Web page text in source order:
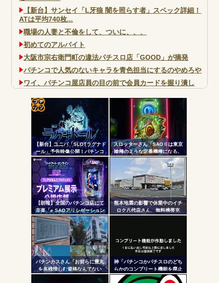
【新台】サンセイ「L牙狼 闇を照らす者」スペック詳細！
ATは平均740枚...
職場の人妻と不倫をして、ついに、、、
初めてのアルバイト
大阪市宗右衛門町の違法パチスロ店「GOOD」が摘発
パチンコで人気のないキャラを青色担当にするのやめろや
ワイ、パチンコ屋店員の目の前で会員カードを握り潰し
無職のパチンコカス(22)なんやが、ワイの人生どれくらい
ヤバいか教えて？...
AngelBeats!とかいうクソアニメの思い出ｗｗｗ
Powered by livedoor 相互RSS
【新台】ユニバ「SLOTラグナド
ール」予告映像公開！パチンコ
版面白かったし期待だな！！！
スロッターさん「SAOⅡは東京
喰種のような定番機種になる。
ネガティブ要素が無さすぎてズ
ルいレベル」「バレットサーク
ルは唯一無二」
【朗報】全国のパチンコ店にて
京楽「e SAOアリシゼーション
夜空」のデモ機プレミアム展示
が始まる！SAOファンは急
げ！！！
熊本地震の影響で休業中のイチ
ロク八代店さん、無料携帯充
パチンカスさん「お前らに豊丸
を名残惜しむ資格なんてない
神「パチンコかパチスロのどち
らかのコンプリート機能を廃止
して出し放題にします！」←ど
コテ
リン
- 固
定リ
ンク
自動
更新
ツー
ル